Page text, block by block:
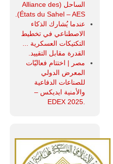
الساحل (Alliance des
États du Sahel – AES).
عندما يُشارك الذكاء
الاصطناعي في تخطيط
التكتيكات العسكرية ...
القدرة مقابل التقييد.
مصر | اختتام فعاليّات
المعرض الدولي
للصناعات الدفاعية
والأمنية ايديكس ‒